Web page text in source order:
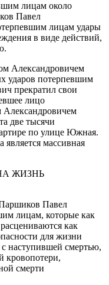
лицам около
Павел
лицам удары
в виде действий,
Александровичем
ударов потерпевшим
прекратил свои
лицо
две тысячи
по улице Южная.
массивная
ЖИЗНЬ
Павел
лицам, которые как
как
для жизни
наступившей смертью,
кровопотери,
смерти